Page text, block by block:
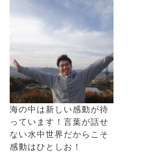
海の中は新しい感動が待
っています！言葉が話せ
ない水中世界だからこそ
感動はひとしお！